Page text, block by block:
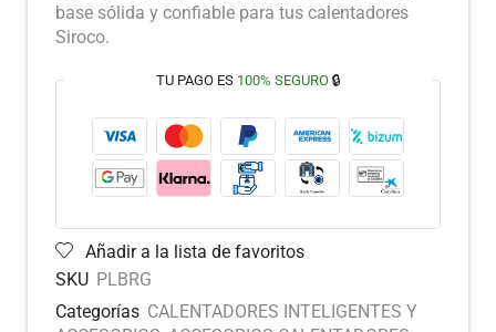
base sólida y confiable para tus calentadores
Siroco.
TU PAGO ES 100% SEGURO🔒
Añadir a la lista de favoritos
SKU PLBRG
Categorías CALENTADORES INTELIGENTES Y